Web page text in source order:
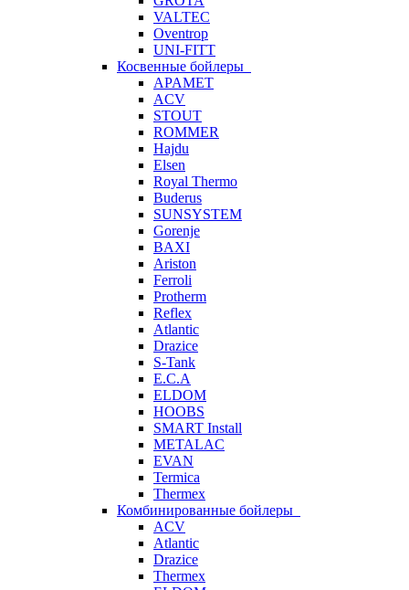
VALTEC
Oventrop
UNI-FITT
Косвенные бойлеры
APAMET
ACV
STOUT
ROMMER
Hajdu
Elsen
Royal Thermo
Buderus
SUNSYSTEM
Gorenje
BAXI
Ariston
Ferroli
Protherm
Reflex
Atlantic
Drazice
S-Tank
E.C.A
ELDOM
HOOBS
SMART Install
METALAC
EVAN
Termica
Thermex
Комбинированные бойлеры
ACV
Atlantic
Drazice
Thermex